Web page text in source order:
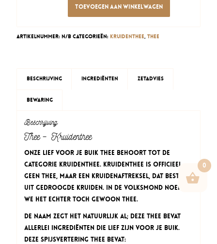
Toevoegen aan winkelwagen
Artikelnummer: N/B Categorieën: Kruidenthee, Thee
Beschrijving Ingrediënten Zetadvies
Bewaring
Beschrijving
Thee – Kruidenthee
Onze Lief voor je Buik thee behoort tot de
categorie kruidenthee. Kruidenthee is officieel
geen thee, maar een kruidenaftreksel, dat bestaat
uit gedroogde kruiden. In de volksmond noemen
we het echter toch gewoon thee.
De naam zegt het natuurlijk al; deze thee bevat
allerlei ingrediënten die lief zijn voor je buik.
Deze spijsvertering thee bevat:
0